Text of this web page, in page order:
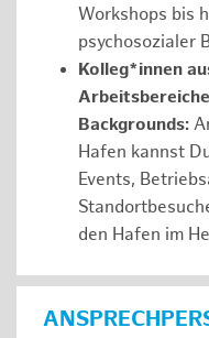
Workshops bis
psychosozialer
Kolleg*innen
Backgrounds:
Hafen kannst
Events,
den Hafen im